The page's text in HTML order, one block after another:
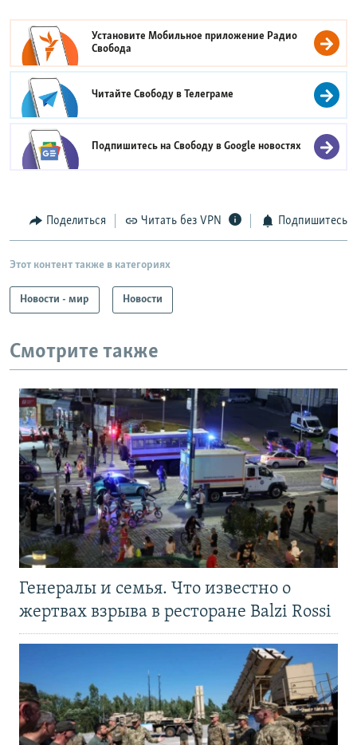
Установите Мобильное приложение Радио
Свобода
Читайте Свободу вТелеграме
Подпишитесь на Свободу вGoogle новостях
Поделиться Читать без VPN Подпишитесь
Этот контент также в категориях
Новости - мир Новости
Смотрите также
Генералы и семья. Что известно о
жертвах взрыва в ресторане Balzi Rossi